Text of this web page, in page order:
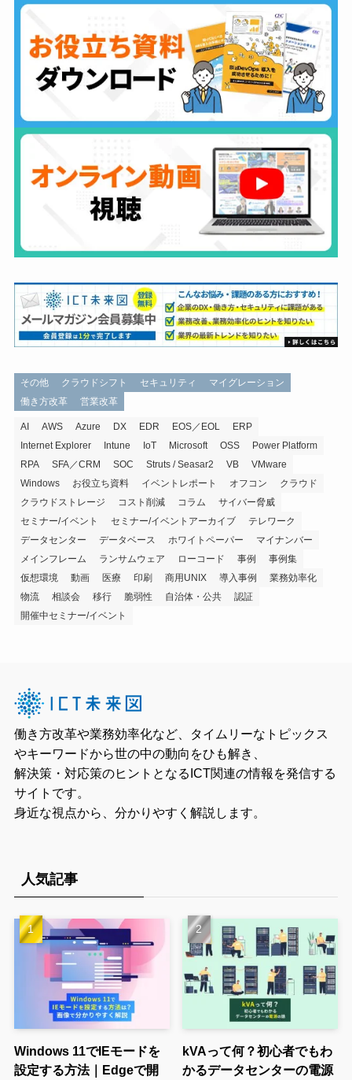
その他 クラウドシフト セキュリティ
マイグレーション
働き方改革
営業改革
AI AWS Azure DX EDR EOS／EOL
ERP
Internet Explorer
Intune IoT Microsoft OSS
Power Platform
RPA
SFA／CRM SOC Struts / Seasar2 VB
VMware
Windows
お役立ち資料 イベントレポート オフコン
クラウド
クラウドストレージ
コスト削減 コラム
サイバー脅威
セミナー/イベント
セミナー/イベントアーカイブ
テレワーク
データセンター
データベース ホワイトペーパー
マイナンバー
メインフレーム
ランサムウェア ローコード 事例
事例集
仮想環境
動画 医療 印刷 商用UNIX 導入事例
業務効率化
物流
相談会 移行 脆弱性 自治体・公共
認証
開催中セミナー/イベント
働き方改革や業務効率化など、タイムリーなトピックス
やキーワードから世の中の動向をひも解き、
解決策・対応策のヒントとなるICT関連の情報を発信する
サイトです。
身近な視点から、分かりやすく解説します。
人気記事
Windows 11でIEモードを
設定する方法｜Edgeで開
kVAって何？初心者でもわ
かるデータセンターの電源